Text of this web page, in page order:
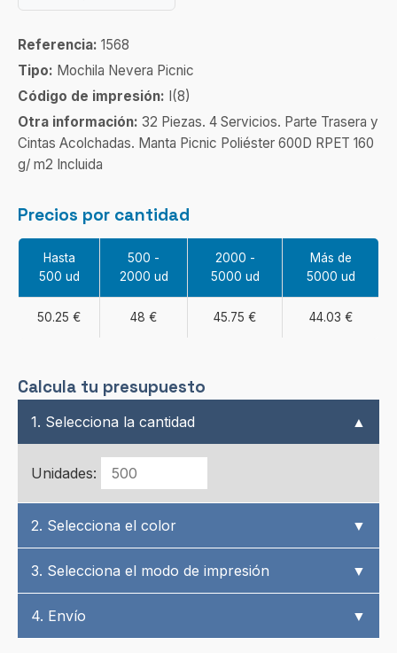
Referencia: 1568
Tipo: Mochila Nevera Picnic
Código de impresión: I(8)
Otra información: 32 Piezas. 4 Servicios. Parte Trasera y
Cintas Acolchadas. Manta Picnic Poliéster 600D RPET 160
g/ m2 Incluida
Precios por cantidad
Hasta
500 ud
500 -
2000 ud
2000 -
5000 ud
Más de
5000 ud
50.25 € 48 € 45.75 € 44.03 €
Calcula tu presupuesto
1. Selecciona la cantidad ▲
Unidades:
2. Selecciona el color ▼
3. Selecciona el modo de impresión ▼
4. Envío ▼